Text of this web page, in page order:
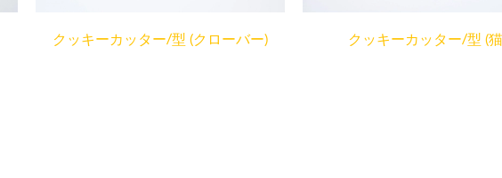
クッキーカッター/型 (クローバー) クッキーカッター/型 (